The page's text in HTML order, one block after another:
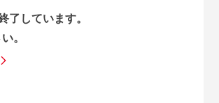
了しています。
。